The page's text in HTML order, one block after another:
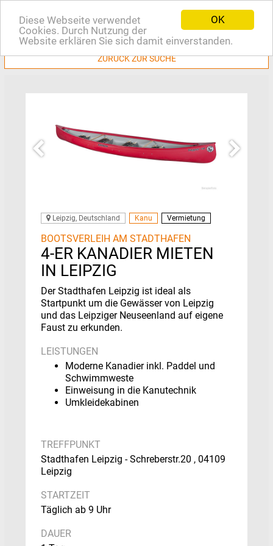
OK
Diese Webseite verwendet
Cookies. Durch Nutzung der
Website erklären Sie sich damit einverstanden.
ZURÜCK ZUR SUCHE
Leipzig, Deutschland Kanu Vermietung
BOOTSVERLEIH AM STADTHAFEN
4-ER KANADIER MIETEN
IN LEIPZIG
Der Stadthafen Leipzig ist ideal als
Startpunkt um die Gewässer von Leipzig
und das Leipziger Neuseenland auf eigene
Faust zu erkunden.
LEISTUNGEN
Moderne Kanadier inkl. Paddel und
Schwimmweste
Einweisung in die Kanutechnik
Umkleidekabinen
TREFFPUNKT
Stadthafen Leipzig - Schreberstr.20 , 04109
Leipzig
STARTZEIT
Täglich ab 9 Uhr
DAUER